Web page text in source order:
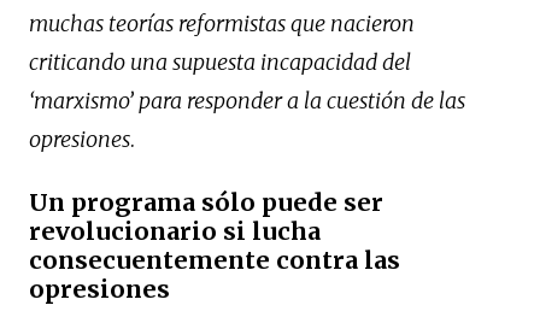
muchas teorías reformistas que nacieron
criticando una supuesta incapacidad del
‘marxismo’ para responder a la cuestión de las
opresiones.
Un programa sólo puede ser
revolucionario si lucha
consecuentemente contra las
opresiones